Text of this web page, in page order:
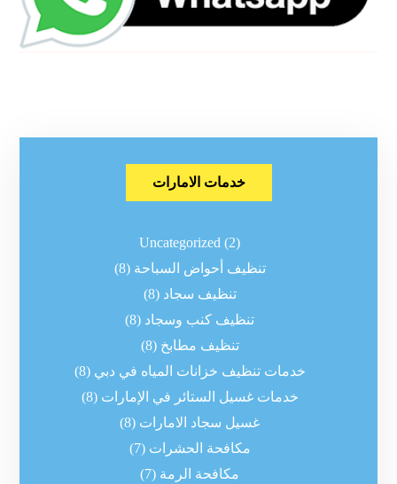
خدمات الامارات
Uncategorized (2)
تنظيف أحواض السباحة (8)
تنظيف سجاد (8)
تنظيف كنب وسجاد (8)
تنظيف مطابخ (8)
خدمات تنظيف خزانات المياه في دبي (8)
خدمات غسيل الستائر في الإمارات (8)
غسيل سجاد الامارات (8)
مكافحة الحشرات (7)
مكافحة الرمة (7)